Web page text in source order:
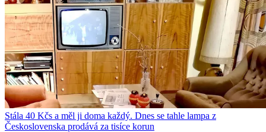
Stála 40 Kčs a měl ji doma každý. Dnes se tahle lampa z
Československa prodává za tisíce korun